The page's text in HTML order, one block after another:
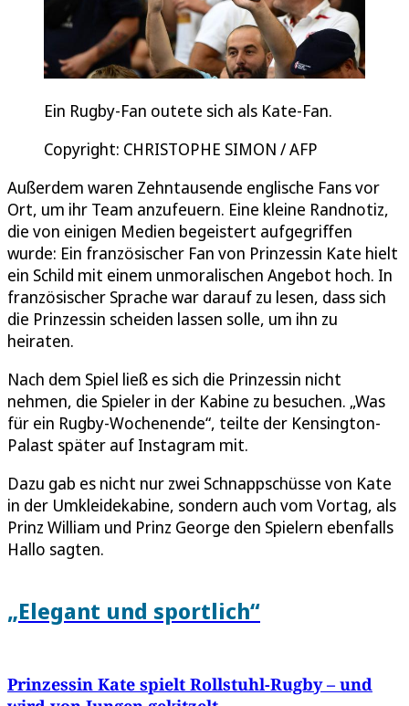
Ein Rugby-Fan outete sich als Kate-Fan.
Copyright: CHRISTOPHE SIMON / AFP
Außerdem waren Zehntausende englische Fans vor
Ort, um ihr Team anzufeuern. Eine kleine Randnotiz,
die von einigen Medien begeistert aufgegriffen
wurde: Ein französischer Fan von Prinzessin Kate hielt
ein Schild mit einem unmoralischen Angebot hoch. In
französischer Sprache war darauf zu lesen, dass sich
die Prinzessin scheiden lassen solle, um ihn zu
heiraten.
Nach dem Spiel ließ es sich die Prinzessin nicht
nehmen, die Spieler in der Kabine zu besuchen. „Was
für ein Rugby-Wochenende“, teilte der Kensington-
Palast später auf Instagram mit.
Dazu gab es nicht nur zwei Schnappschüsse von Kate
in der Umkleidekabine, sondern auch vom Vortag, als
Prinz William und Prinz George den Spielern ebenfalls
Hallo sagten.
„Elegant und sportlich“
Prinzessin Kate spielt Rollstuhl-Rugby – und